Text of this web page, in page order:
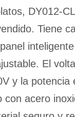
DY012-
Tiene
El
y la potencia
con acero